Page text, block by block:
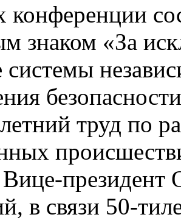
конференции
знаком «За
системы
труд по
в связи 50-